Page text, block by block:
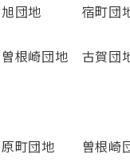
団地 宿町団
崎団地 古賀団
町団地 曽根